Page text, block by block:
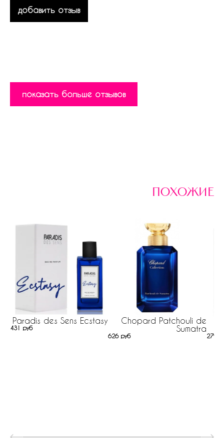
добавить отзыв
показать больше отзывов
похожие
Paradis des Sens Ecstasy
431 руб
Chopard Patchouli de
Sumatra
626 руб 279